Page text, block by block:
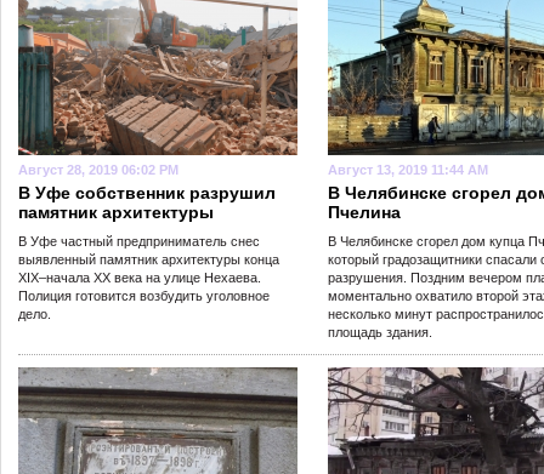
Август 28, 2019 06:02 PM
В Уфе собственник разрушил
памятник архитектуры
В Уфе частный предприниматель снес
выявленный памятник архитектуры конца
XIX–начала XX века на улице Нехаева.
Полиция готовится возбудить уголовное
дело.
Август 13, 2019 11:44 AM
В Челябинске сгорел
Пчелина
В Челябинске сгорел дом купца
который градозащитники спасали
разрушения. Поздним вечером
моментально охватило второй
несколько минут
площадь здания.